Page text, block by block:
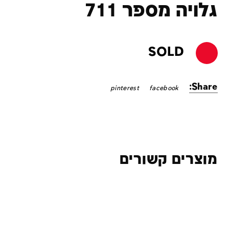
גלויה מספר 711
SOLD
Share:
facebook
pinterest
מוצרים קשורים